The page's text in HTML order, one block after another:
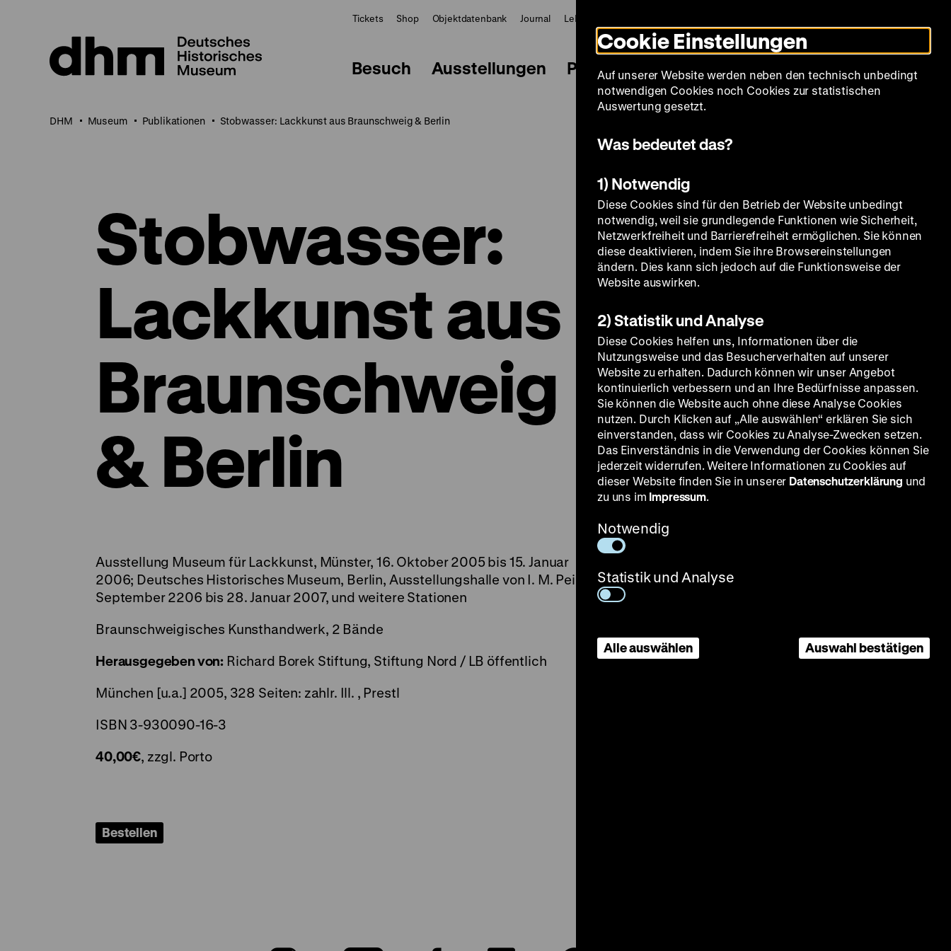
Seiteninhalt
springen
Tickets Shop Objektdatenbank Journal LeMO
Modus
umschalten
zum
Deutschen
Historischen
in
Deutscher
zum
Deutschen
Historischen
in
Leichter
Besuch Ausstellungen Programm Sammlung Bildung Museum
DHM Museum Publikationen Stobwasser: Lackkunst aus Braunschweig & Berlin
Stobwasser:
Lackkunst aus
Braunschweig
& Berlin
Ausstellung Museum für Lackkunst, Münster, 16. Oktober 2005 bis 15. Januar
2006; Deutsches Historisches Museum, Berlin, Ausstellungshalle von I. M. Pei, 22.
September 2206 bis 28. Januar 2007, und weitere Stationen
Braunschweigisches Kunsthandwerk, 2 Bände
Herausgegeben von: Richard Borek Stiftung, Stiftung Nord / LB öffentlich
München [u.a.] 2005, 328 Seiten: zahlr. Ill. , Prestl
ISBN 3-930090-16-3
40,00€, zzgl. Porto
Bestellen
Cookie Einstellungen
Auf unserer Website werden neben den technisch unbedingt
notwendigen Cookies noch Cookies zur statistischen
Auswertung gesetzt.
Was bedeutet das?
1) Notwendig
Diese Cookies sind für den Betrieb der Website unbedingt
notwendig, weil sie grundlegende Funktionen wie Sicherheit,
Netzwerkfreiheit und Barrierefreiheit ermöglichen. Sie können
diese deaktivieren, indem Sie ihre Browsereinstellungen
ändern. Dies kann sich jedoch auf die Funktionsweise der
Website auswirken.
2) Statistik und Analyse
Diese Cookies helfen uns, Informationen über die
Nutzungsweise und das Besucherverhalten auf unserer
Website zu erhalten. Dadurch können wir unser Angebot
kontinuierlich verbessern und an Ihre Bedürfnisse anpassen.
Sie können die Website auch ohne diese Analyse Cookies
nutzen. Durch Klicken auf „Alle auswählen“ erklären Sie sich
einverstanden, dass wir Cookies zu Analyse-Zwecken setzen.
Das Einverständnis in die Verwendung der Cookies können Sie
jederzeit widerrufen. Weitere Informationen zu Cookies auf
dieser Website finden Sie in unserer Datenschutzerklärung und
zu uns im Impressum.
Notwendig
Statistik und Analyse
Alle auswählen Auswahl bestätigen